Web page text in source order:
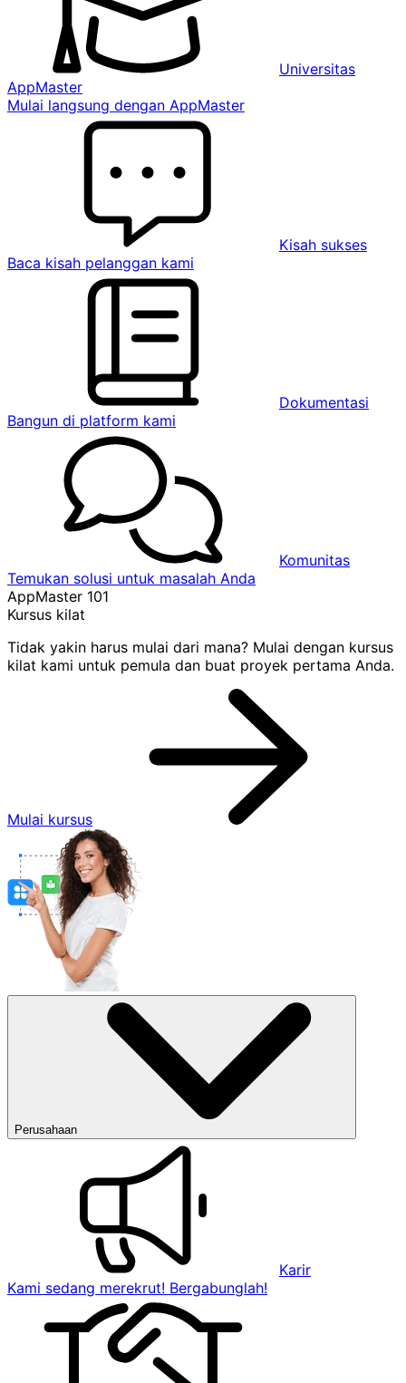
Universitas
AppMaster
Mulai langsung dengan AppMaster
Kisah sukses
Baca kisah pelanggan kami
Dokumentasi
Bangun di platform kami
Komunitas
Temukan solusi untuk masalah Anda
AppMaster 101
Kursus kilat
Tidak yakin harus mulai dari mana? Mulai dengan kursus
kilat kami untuk pemula dan buat proyek pertama Anda.
Mulai kursus
Perusahaan
Karir
Kami sedang merekrut! Bergabunglah!